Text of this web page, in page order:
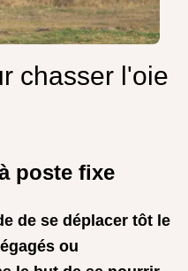
chasser l'oie
poste fixe
de se déplacer tôt le
ou